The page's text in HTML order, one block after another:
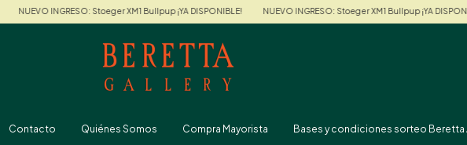
Stoeger XM1 Bullpup ¡YA DISPONIBLE! NUEVO INGRESO: Stoeger XM1 Bullpup ¡YA DISPONIBLE!
Contacto Quiénes Somos Compra Mayorista Bases y condiciones sorteo Beretta